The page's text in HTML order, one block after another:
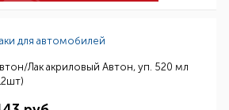
для автомобилей
Лак акриловый Автон, уп. 520 мл